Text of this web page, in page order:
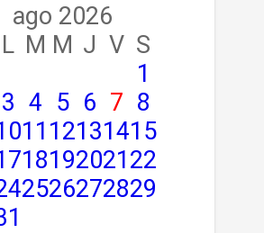
ago 2026
L M M J V S
1
3 4 5 6 7 8
11 12131415
1819202122
2526272829